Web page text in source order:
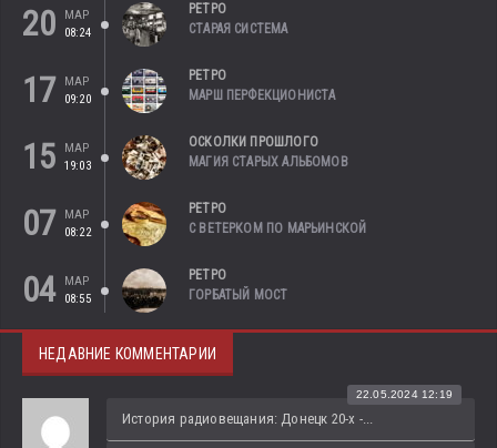
20
МАР
08:24
РЕТРО
СТАРАЯ СИСТЕМА
17
МАР
09:20
РЕТРО
МАРШ ПЕРФЕКЦИОНИСТА
15
МАР
19:03
ОСКОЛКИ ПРОШЛОГО
МАГИЯ СТАРЫХ АЛЬБОМОВ
07
МАР
08:22
РЕТРО
С ВЕТЕРКОМ ПО МАРЬИНСКОЙ
04
МАР
08:55
РЕТРО
ГОРБАТЫЙ МОСТ
НЕДАВНИЕ КОММЕНТАРИИ
История радиовещания: Донецк 20-х -...
22.05.2024 12:19